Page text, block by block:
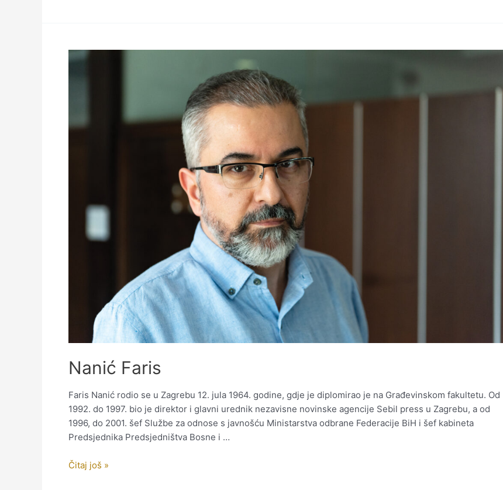
Nanić Faris
Faris Nanić rodio se u Zagrebu 12. jula 1964. godine, gdje je diplomirao je na Građevinskom fakultetu. Od
1992. do 1997. bio je direktor i glavni urednik nezavisne novinske agencije Sebil press u Zagrebu, a od
1996, do 2001. šef Službe za odnose s javnošću Ministarstva odbrane Federacije BiH i šef kabineta
Predsjednika Predsjedništva Bosne i …
Nanić
Čitaj još »